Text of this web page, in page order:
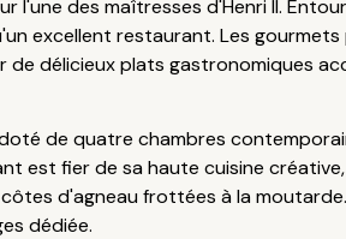
l'une des maîtresses d'Henri II.
excellent restaurant. Les
délicieux plats gastronomiques
de quatre chambres
est fier de sa haute cuisine
d'agneau frottées à la
dédiée.